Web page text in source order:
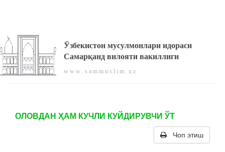
Ўзбекистон мусулмонлари идораси
Самарқанд вилояти вакиллиги
w w w . s a m m u s l i m . u z
ОЛОВДАН ҲАМ КУЧЛИ КУЙДИРУВЧИ ЎТ
Чоп этиш